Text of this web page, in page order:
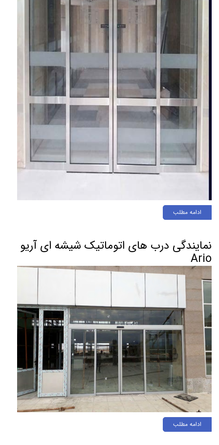
ادامه مطلب
نمایندگی درب های اتوماتیک شیشه ای آریو
Ario
ادامه مطلب